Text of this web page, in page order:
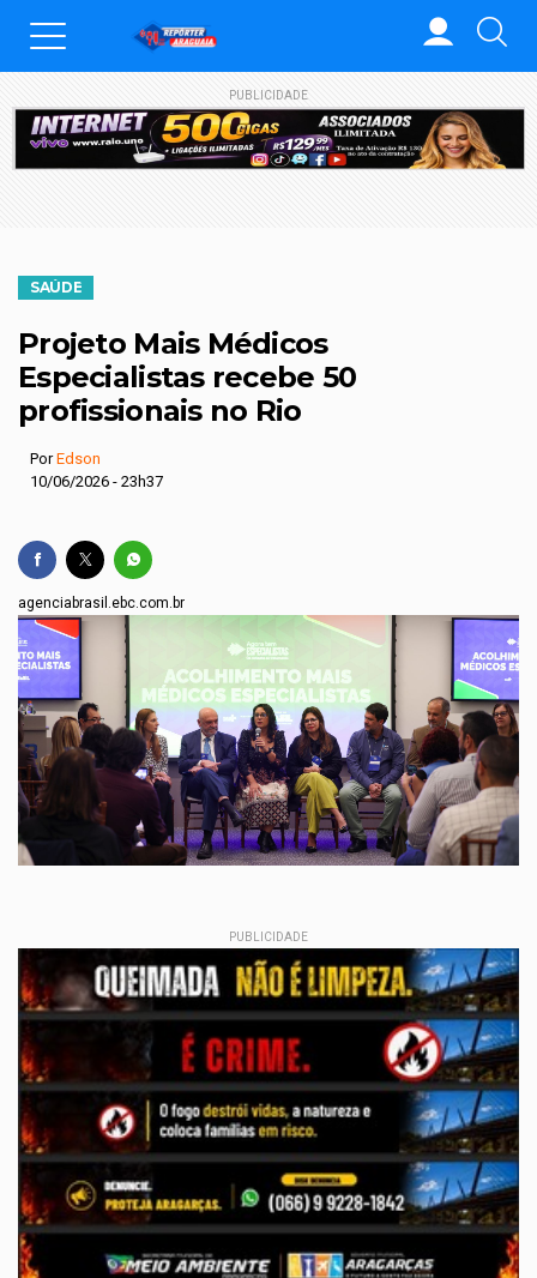
PUBLICIDADE
SAÚDE
Projeto Mais Médicos
Especialistas recebe 50
profissionais no Rio
PorEdson
10/06/2026 - 23h37
agenciabrasil.ebc.com.br
PUBLICIDADE